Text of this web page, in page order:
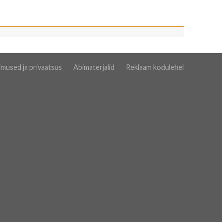
ja privaatsus Abimaterjalid Reklaam kodulehel